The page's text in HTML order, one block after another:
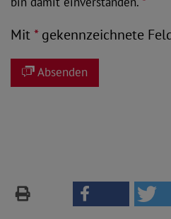
Mit*gekennzeichnete
Absenden